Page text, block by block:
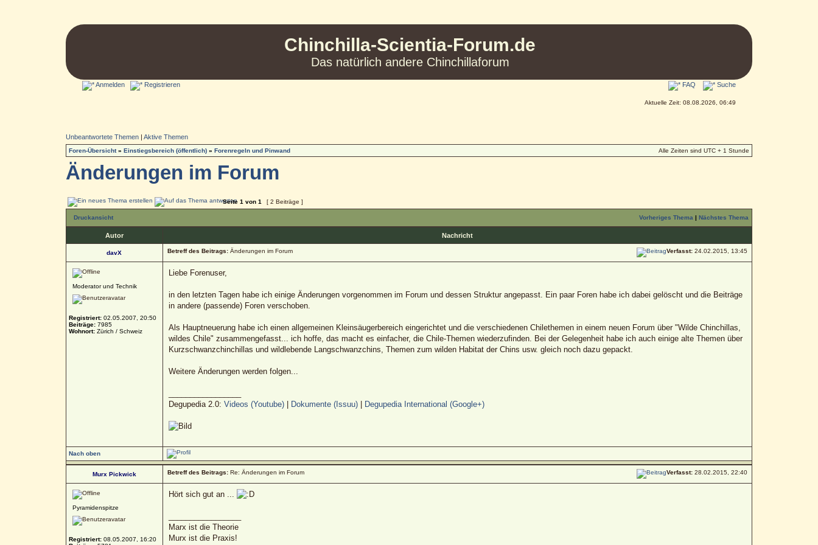
Chinchilla-Scientia-Forum.de
Das natürlich andere Chinchillaforum
Anmelden Registrieren FAQ Suche
Aktuelle Zeit: 08.08.2026, 06:49
Unbeantwortete Themen| Aktive Themen
Foren-Übersicht» Einstiegsbereich (öffentlich)» Forenregeln und Pinwand Alle Zeiten sind UTC + 1 Stunde
Änderungen im Forum
Seite 1 von 1 [ 2 Beiträge ]
Druckansicht Vorheriges Thema | Nächstes Thema
Autor Nachricht
davX Betreff des Beitrags:Änderungen im Forum Verfasst:24.02.2015, 13:45
Moderator und Technik
Registriert:02.05.2007, 20:50
Beiträge:7985
Wohnort:Zürich / Schweiz
Liebe Forenuser,
in den letzten Tagen habe ich einige Änderungen vorgenommen im Forum und dessen Struktur angepasst. Ein paar Foren habe ich dabei gelöscht und die Beiträge
in andere (passende) Foren verschoben.
Als Hauptneuerung habe ich einen allgemeinen Kleinsäugerbereich eingerichtet und die verschiedenen Chilethemen in einem neuen Forum über "Wilde Chinchillas,
wildes Chile" zusammengefasst... ich hoffe, das macht es einfacher, die Chile-Themen wiederzufinden. Bei der Gelegenheit habe ich auch einige alte Themen über
Kurzschwanzchinchillas und wildlebende Langschwanzchins, Themen zum wilden Habitat der Chins usw. gleich noch dazu gepackt.
Weitere Änderungen werden folgen...
Degupedia 2.0: Videos (Youtube)| Dokumente (Issuu)| Degupedia International (Google+)
Nach oben
Murx Pickwick Betreff des Beitrags:Re: Änderungen im Forum Verfasst:28.02.2015, 22:40
Pyramidenspitze
Registriert:08.05.2007, 16:20
Hört sich gut an ...
Marx ist die Theorie
Murx ist die Praxis!